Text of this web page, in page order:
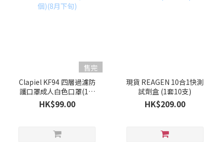
售完
Clapiel KF94 四層過濾防
護口罩成人白色口罩(1盒
50個)(8月下旬)
HK$99.00
現貨 REAGEN 10合1快測
試劑盒 (1套10支)
HK$209.00